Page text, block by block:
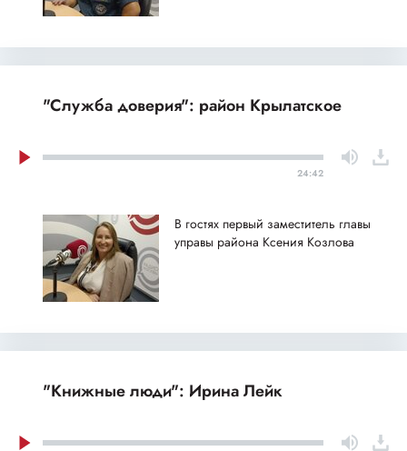
"Служба доверия": район Крылатское
24:42
В гостях первый заместитель главы
управы района Ксения Козлова
"Книжные люди": Ирина Лейк